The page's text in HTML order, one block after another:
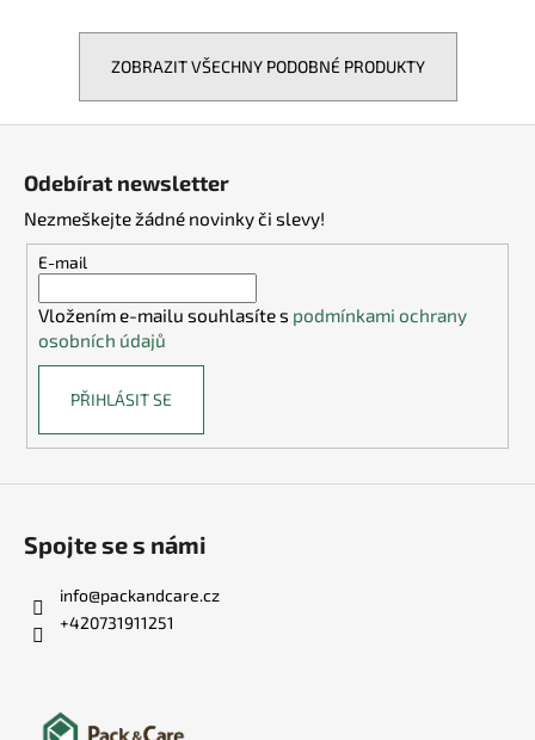
ZOBRAZIT VŠECHNY PODOBNÉ PRODUKTY
Odebírat newsletter
Nezmeškejte žádné novinky či slevy!
E-mail
Vložením e-mailu souhlasíte s podmínkami ochrany
osobních údajů
PŘIHLÁSIT SE
Spojte se s námi
info@packandcare.cz
+420731911251